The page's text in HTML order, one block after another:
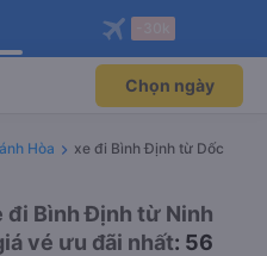
ngay!
viên độc
Mở app
máy bay qua
Mở app
Chọn ngày
Hòa
xe đi Bình Định từ Dốc
đi Bình Định từ Ninh
vé ưu đãi nhất: 56